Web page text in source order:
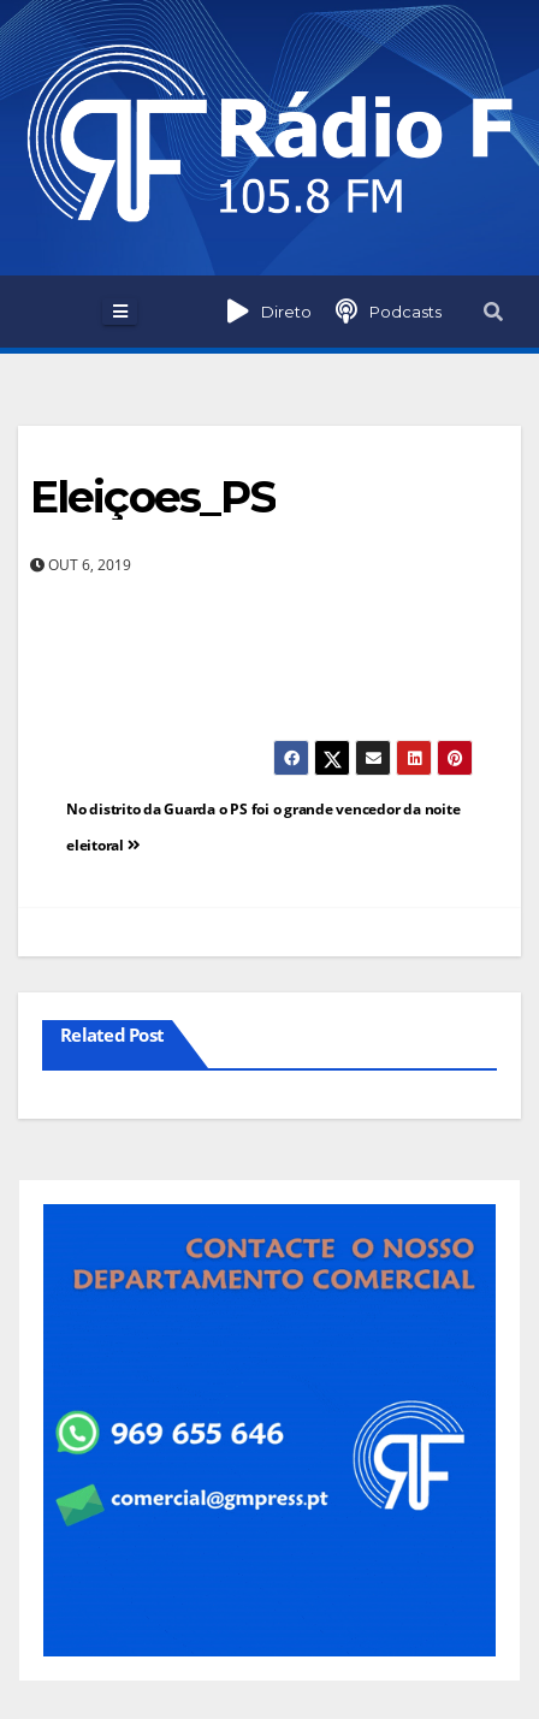
Skip
to
content
Direto Podcasts
Eleiçoes_PS
OUT 6, 2019
Navegação
de
No distrito da Guarda o PS foi o grande vencedor da noite
eleitoral
Related Post